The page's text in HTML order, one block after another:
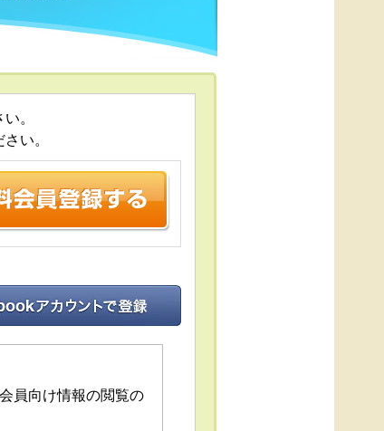
。
い。
員向け情報の閲覧の